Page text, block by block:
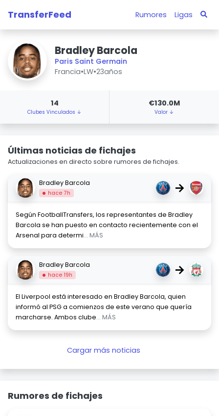
TransferFeed Rumores Ligas
Bradley Barcola
Paris Saint Germain
Francia•LW•23años
14
Clubes Vinculados ↓
€130.0M
Valor ↓
Últimas noticias de fichajes
Actualizaciones en directo sobre rumores de fichajes.
Bradley Barcola
hace 7h →
Según FootballTransfers, los representantes de Bradley
Barcola se han puesto en contacto recientemente con el
Arsenal para determi... MÁS
Bradley Barcola
hace 19h →
El Liverpool está interesado en Bradley Barcola, quien
informó al PSG a comienzos de este verano que quería
marcharse. Ambos clube... MÁS
Cargar más noticias
Rumores de fichajes